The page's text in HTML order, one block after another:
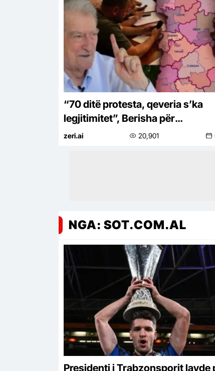
“70 ditë protesta, qeveria s’ka
legjitimitet”, Berisha për
“Territorialen”: Projekti i Ramës
zeri.ai 20,901
NGA: SOT.COM.AL
Presidenti i Trabzonsporit lavde